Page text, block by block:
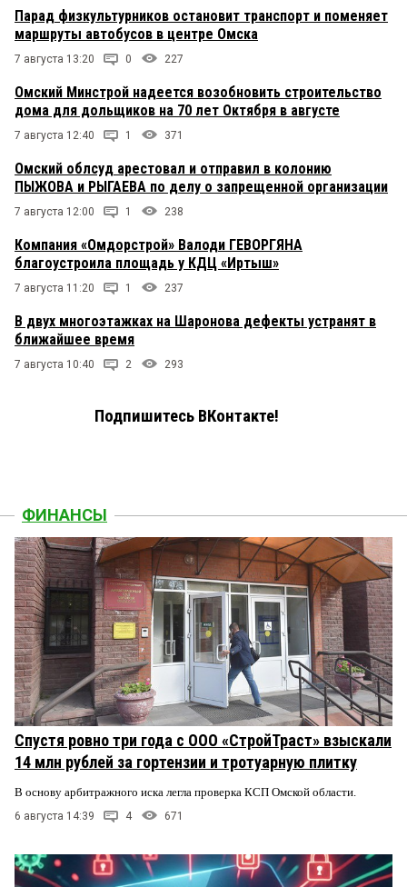
Парад физкультурников остановит транспорт и поменяет
маршруты автобусов в центре Омска
7 августа 13:20 0 227
Омский Минстрой надеется возобновить строительство
дома для дольщиков на 70 лет Октября в августе
7 августа 12:40 1 371
Омский облсуд арестовал и отправил в колонию
ПЫЖОВА и РЫГАЕВА по делу о запрещенной организации
7 августа 12:00 1 238
Компания «Омдорстрой» Валоди ГЕВОРГЯНА
благоустроила площадь у КДЦ «Иртыш»
7 августа 11:20 1 237
В двух многоэтажках на Шаронова дефекты устранят в
ближайшее время
7 августа 10:40 2 293
Подпишитесь ВКонтакте!
ФИНАНСЫ
Спустя ровно три года с ООО «СтройТраст» взыскали
14 млн рублей за гортензии и тротуарную плитку
В основу арбитражного иска легла проверка КСП Омской области.
6 августа 14:39 4 671